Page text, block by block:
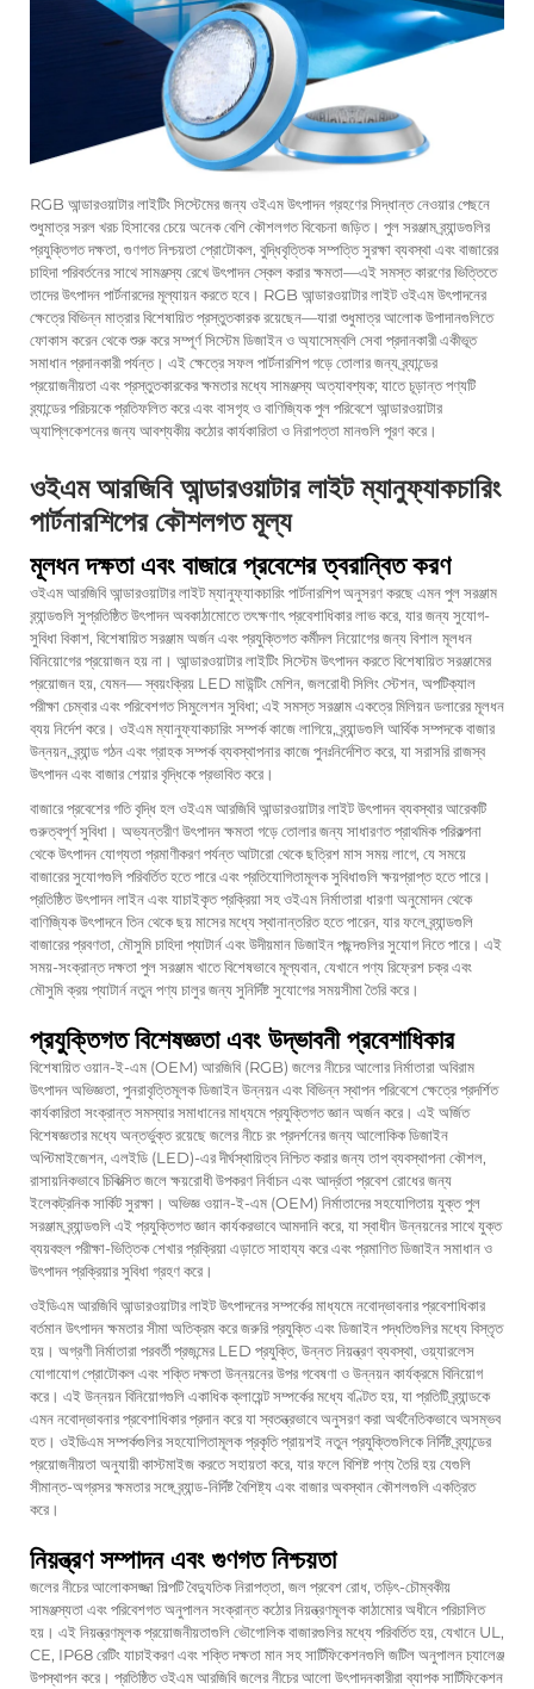
RGB আন্ডারওয়াটার লাইটিং সিস্টেমের জন্য ওইএম উৎপাদন গ্রহণের সিদ্ধান্ত নেওয়ার পেছনে
শুধুমাত্র সরল খরচ হিসাবের চেয়ে অনেক বেশি কৌশলগত বিবেচনা জড়িত। পুল সরঞ্জাম ব্র্যান্ডগুলির
প্রযুক্তিগত দক্ষতা, গুণগত নিশ্চয়তা প্রোটোকল, বুদ্ধিবৃত্তিক সম্পত্তি সুরক্ষা ব্যবস্থা এবং বাজারের
চাহিদা পরিবর্তনের সাথে সামঞ্জস্য রেখে উৎপাদন স্কেল করার ক্ষমতা—এই সমস্ত কারণের ভিত্তিতে
তাদের উৎপাদন পার্টনারদের মূল্যায়ন করতে হবে। RGB আন্ডারওয়াটার লাইট ওইএম উৎপাদনের
ক্ষেত্রে বিভিন্ন মাত্রার বিশেষায়িত প্রস্তুতকারক রয়েছেন—যারা শুধুমাত্র আলোক উপাদানগুলিতে
ফোকাস করেন থেকে শুরু করে সম্পূর্ণ সিস্টেম ডিজাইন ও অ্যাসেম্বলি সেবা প্রদানকারী একীভূত
সমাধান প্রদানকারী পর্যন্ত। এই ক্ষেত্রে সফল পার্টনারশিপ গড়ে তোলার জন্য ব্র্যান্ডের
প্রয়োজনীয়তা এবং প্রস্তুতকারকের ক্ষমতার মধ্যে সামঞ্জস্য অত্যাবশ্যক; যাতে চূড়ান্ত পণ্যটি
ব্র্যান্ডের পরিচয়কে প্রতিফলিত করে এবং বাসগৃহ ও বাণিজ্যিক পুল পরিবেশে আন্ডারওয়াটার
অ্যাপ্লিকেশনের জন্য আবশ্যকীয় কঠোর কার্যকারিতা ও নিরাপত্তা মানগুলি পূরণ করে।
ওইএম আরজিবি আন্ডারওয়াটার লাইট ম্যানুফ্যাকচারিং
পার্টনারশিপের কৌশলগত মূল্য
মূলধন দক্ষতা এবং বাজারে প্রবেশের ত্বরান্বিত করণ
ওইএম আরজিবি আন্ডারওয়াটার লাইট ম্যানুফ্যাকচারিং পার্টনারশিপ অনুসরণ করছে এমন পুল সরঞ্জাম
ব্র্যান্ডগুলি সুপ্রতিষ্ঠিত উৎপাদন অবকাঠামোতে তৎক্ষণাৎ প্রবেশাধিকার লাভ করে, যার জন্য সুযোগ-
সুবিধা বিকাশ, বিশেষায়িত সরঞ্জাম অর্জন এবং প্রযুক্তিগত কর্মীদল নিয়োগের জন্য বিশাল মূলধন
বিনিয়োগের প্রয়োজন হয় না। আন্ডারওয়াটার লাইটিং সিস্টেম উৎপাদন করতে বিশেষায়িত সরঞ্জামের
প্রয়োজন হয়, যেমন— স্বয়ংক্রিয় LED মাউন্টিং মেশিন, জলরোধী সিলিং স্টেশন, অপটিক্যাল
পরীক্ষা চেম্বার এবং পরিবেশগত সিমুলেশন সুবিধা; এই সমস্ত সরঞ্জাম একত্রে মিলিয়ন ডলারের মূলধন
ব্যয় নির্দেশ করে। ওইএম ম্যানুফ্যাকচারিং সম্পর্ক কাজে লাগিয়ে, ব্র্যান্ডগুলি আর্থিক সম্পদকে বাজার
উন্নয়ন, ব্র্যান্ড গঠন এবং গ্রাহক সম্পর্ক ব্যবস্থাপনার কাজে পুনঃনির্দেশিত করে, যা সরাসরি রাজস্ব
উৎপাদন এবং বাজার শেয়ার বৃদ্ধিকে প্রভাবিত করে।
বাজারে প্রবেশের গতি বৃদ্ধি হল ওইএম আরজিবি আন্ডারওয়াটার লাইট উৎপাদন ব্যবস্থার আরেকটি
গুরুত্বপূর্ণ সুবিধা। অভ্যন্তরীণ উৎপাদন ক্ষমতা গড়ে তোলার জন্য সাধারণত প্রাথমিক পরিকল্পনা
থেকে উৎপাদন যোগ্যতা প্রমাণীকরণ পর্যন্ত আটারো থেকে ছত্রিশ মাস সময় লাগে, যে সময়ে
বাজারের সুযোগগুলি পরিবর্তিত হতে পারে এবং প্রতিযোগিতামূলক সুবিধাগুলি ক্ষয়প্রাপ্ত হতে পারে।
প্রতিষ্ঠিত উৎপাদন লাইন এবং যাচাইকৃত প্রক্রিয়া সহ ওইএম নির্মাতারা ধারণা অনুমোদন থেকে
বাণিজ্যিক উৎপাদনে তিন থেকে ছয় মাসের মধ্যে স্থানান্তরিত হতে পারেন, যার ফলে ব্র্যান্ডগুলি
বাজারের প্রবণতা, মৌসুমি চাহিদা প্যাটার্ন এবং উদীয়মান ডিজাইন পছন্দগুলির সুযোগ নিতে পারে। এই
সময়-সংক্রান্ত দক্ষতা পুল সরঞ্জাম খাতে বিশেষভাবে মূল্যবান, যেখানে পণ্য রিফ্রেশ চক্র এবং
মৌসুমি ক্রয় প্যাটার্ন নতুন পণ্য চালুর জন্য সুনির্দিষ্ট সুযোগের সময়সীমা তৈরি করে।
প্রযুক্তিগত বিশেষজ্ঞতা এবং উদ্ভাবনী প্রবেশাধিকার
বিশেষায়িত ওয়ান-ই-এম (OEM) আরজিবি (RGB) জলের নীচের আলোর নির্মাতারা অবিরাম
উৎপাদন অভিজ্ঞতা, পুনরাবৃত্তিমূলক ডিজাইন উন্নয়ন এবং বিভিন্ন স্থাপন পরিবেশে ক্ষেত্রে প্রদর্শিত
কার্যকারিতা সংক্রান্ত সমস্যার সমাধানের মাধ্যমে প্রযুক্তিগত জ্ঞান অর্জন করে। এই অর্জিত
বিশেষজ্ঞতার মধ্যে অন্তর্ভুক্ত রয়েছে জলের নীচে রং প্রদর্শনের জন্য আলোকিক ডিজাইন
অপ্টিমাইজেশন, এলইডি (LED)-এর দীর্ঘস্থায়িত্ব নিশ্চিত করার জন্য তাপ ব্যবস্থাপনা কৌশল,
রাসায়নিকভাবে চিকিত্সিত জলে ক্ষয়রোধী উপকরণ নির্বাচন এবং আর্দ্রতা প্রবেশ রোধের জন্য
ইলেকট্রনিক সার্কিট সুরক্ষা। অভিজ্ঞ ওয়ান-ই-এম (OEM) নির্মাতাদের সহযোগিতায় যুক্ত পুল
সরঞ্জাম ব্র্যান্ডগুলি এই প্রযুক্তিগত জ্ঞান কার্যকরভাবে আমদানি করে, যা স্বাধীন উন্নয়নের সাথে যুক্ত
ব্যয়বহুল পরীক্ষা-ভিত্তিক শেখার প্রক্রিয়া এড়াতে সাহায্য করে এবং প্রমাণিত ডিজাইন সমাধান ও
উৎপাদন প্রক্রিয়ার সুবিধা গ্রহণ করে।
ওইডিএম আরজিবি আন্ডারওয়াটার লাইট উৎপাদনের সম্পর্কের মাধ্যমে নবোদ্ভাবনার প্রবেশাধিকার
বর্তমান উৎপাদন ক্ষমতার সীমা অতিক্রম করে জরুরি প্রযুক্তি এবং ডিজাইন পদ্ধতিগুলির মধ্যে বিস্তৃত
হয়। অগ্রণী নির্মাতারা পরবর্তী প্রজন্মের LED প্রযুক্তি, উন্নত নিয়ন্ত্রণ ব্যবস্থা, ওয়্যারলেস
যোগাযোগ প্রোটোকল এবং শক্তি দক্ষতা উন্নয়নের উপর গবেষণা ও উন্নয়ন কার্যক্রমে বিনিয়োগ
করে। এই উন্নয়ন বিনিয়োগগুলি একাধিক ক্লায়েন্ট সম্পর্কের মধ্যে বণ্টিত হয়, যা প্রতিটি ব্র্যান্ডকে
এমন নবোদ্ভাবনার প্রবেশাধিকার প্রদান করে যা স্বতন্ত্রভাবে অনুসরণ করা অর্থনৈতিকভাবে অসম্ভব
হত। ওইডিএম সম্পর্কগুলির সহযোগিতামূলক প্রকৃতি প্রায়শই নতুন প্রযুক্তিগুলিকে নির্দিষ্ট ব্র্যান্ডের
প্রয়োজনীয়তা অনুযায়ী কাস্টমাইজ করতে সহায়তা করে, যার ফলে বিশিষ্ট পণ্য তৈরি হয় যেগুলি
সীমান্ত-অগ্রসর ক্ষমতার সঙ্গে ব্র্যান্ড-নির্দিষ্ট বৈশিষ্ট্য এবং বাজার অবস্থান কৌশলগুলি একত্রিত
করে।
নিয়ন্ত্রণ সম্পাদন এবং গুণগত নিশ্চয়তা
জলের নীচের আলোকসজ্জা শিল্পটি বৈদ্যুতিক নিরাপত্তা, জল প্রবেশ রোধ, তড়িৎ-চৌম্বকীয়
সামঞ্জস্যতা এবং পরিবেশগত অনুপালন সংক্রান্ত কঠোর নিয়ন্ত্রণমূলক কাঠামোর অধীনে পরিচালিত
হয়। এই নিয়ন্ত্রণমূলক প্রয়োজনীয়তাগুলি ভৌগোলিক বাজারগুলির মধ্যে পরিবর্তিত হয়, যেখানে UL,
CE, IP68 রেটিং যাচাইকরণ এবং শক্তি দক্ষতা মান সহ সার্টিফিকেশনগুলি জটিল অনুপালন চ্যালেঞ্জ
উপস্থাপন করে। প্রতিষ্ঠিতওইএম আরজিবি জলের নীচের আলোউৎপাদনকারীরা ব্যাপক সার্টিফিকেশন